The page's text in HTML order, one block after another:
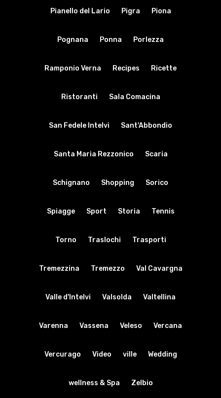
Pianello del Lario Pigra Piona
Pognana Ponna Porlezza
Ramponio Verna Recipes Ricette
Ristoranti Sala Comacina
San Fedele Intelvi Sant'Abbondio
Santa Maria Rezzonico Scaria
Schignano Shopping Sorico
Spiagge Sport Storia Tennis
Torno Traslochi Trasporti
Tremezzina Tremezzo Val Cavargna
Valle d'Intelvi Valsolda Valtellina
Varenna Vassena Veleso Vercana
Vercurago Video ville Wedding
wellness & Spa Zelbio